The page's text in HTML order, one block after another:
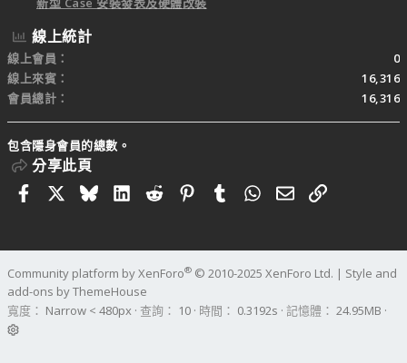
線上統計
線上會員
0
線上來賓
16,316
會員總計
16,316
包含隱身會員的總數。
分享此頁
FacebookBlueskyLinkedIn
RedditPinterestTumblrWhatsApp
電子郵件
連結
Community platform by XenForo® © 2010-2025 XenForo Ltd. | Style and
add-ons by ThemeHouse
寬度
查詢 10 時間 0.3192s 記憶體 24.95MB